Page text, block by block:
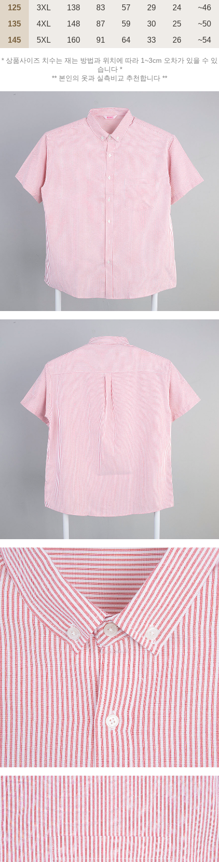
125
3XL 138 83 57 29 24
~46
135
4XL 148 87 59 30 25
~50
145
5XL 160 91 64 33 26 ~54
* 상품사이즈 치수는 재는 방법과 위치에 따라 1~3cm 오차가 있을 수 있
습니다 *
** 본인의 옷과 실측비교 추천합니다 **